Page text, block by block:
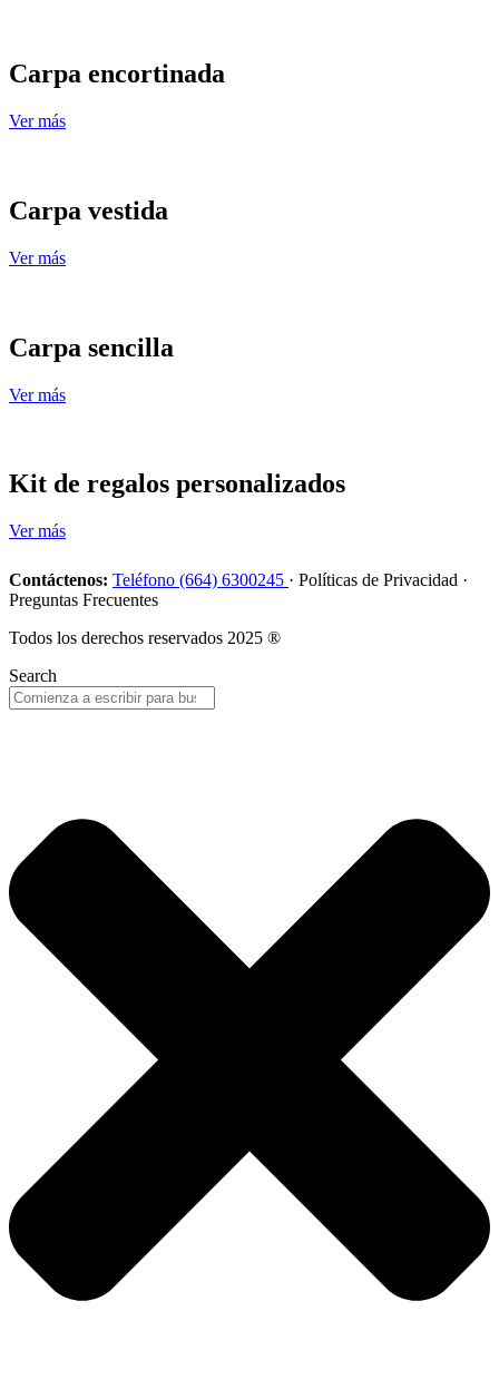
Carpa encortinada
Ver más
Carpa vestida
Ver más
Carpa sencilla
Ver más
Kit de regalos personalizados
Ver más
Contáctenos: Teléfono (664) 6300245 · Políticas de Privacidad ·
Preguntas Frecuentes
Todos los derechos reservados 2025 ®
Search